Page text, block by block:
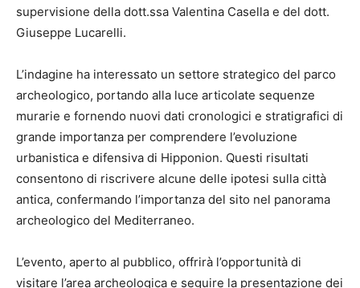
supervisione della dott.ssa Valentina Casella e del dott.
Giuseppe Lucarelli.
L’indagine ha interessato un settore strategico del parco
archeologico, portando alla luce articolate sequenze
murarie e fornendo nuovi dati cronologici e stratigrafici di
grande importanza per comprendere l’evoluzione
urbanistica e difensiva di Hipponion. Questi risultati
consentono di riscrivere alcune delle ipotesi sulla città
antica, confermando l’importanza del sito nel panorama
archeologico del Mediterraneo.
L’evento, aperto al pubblico, offrirà l’opportunità di
visitare l’area archeologica e seguire la presentazione dei